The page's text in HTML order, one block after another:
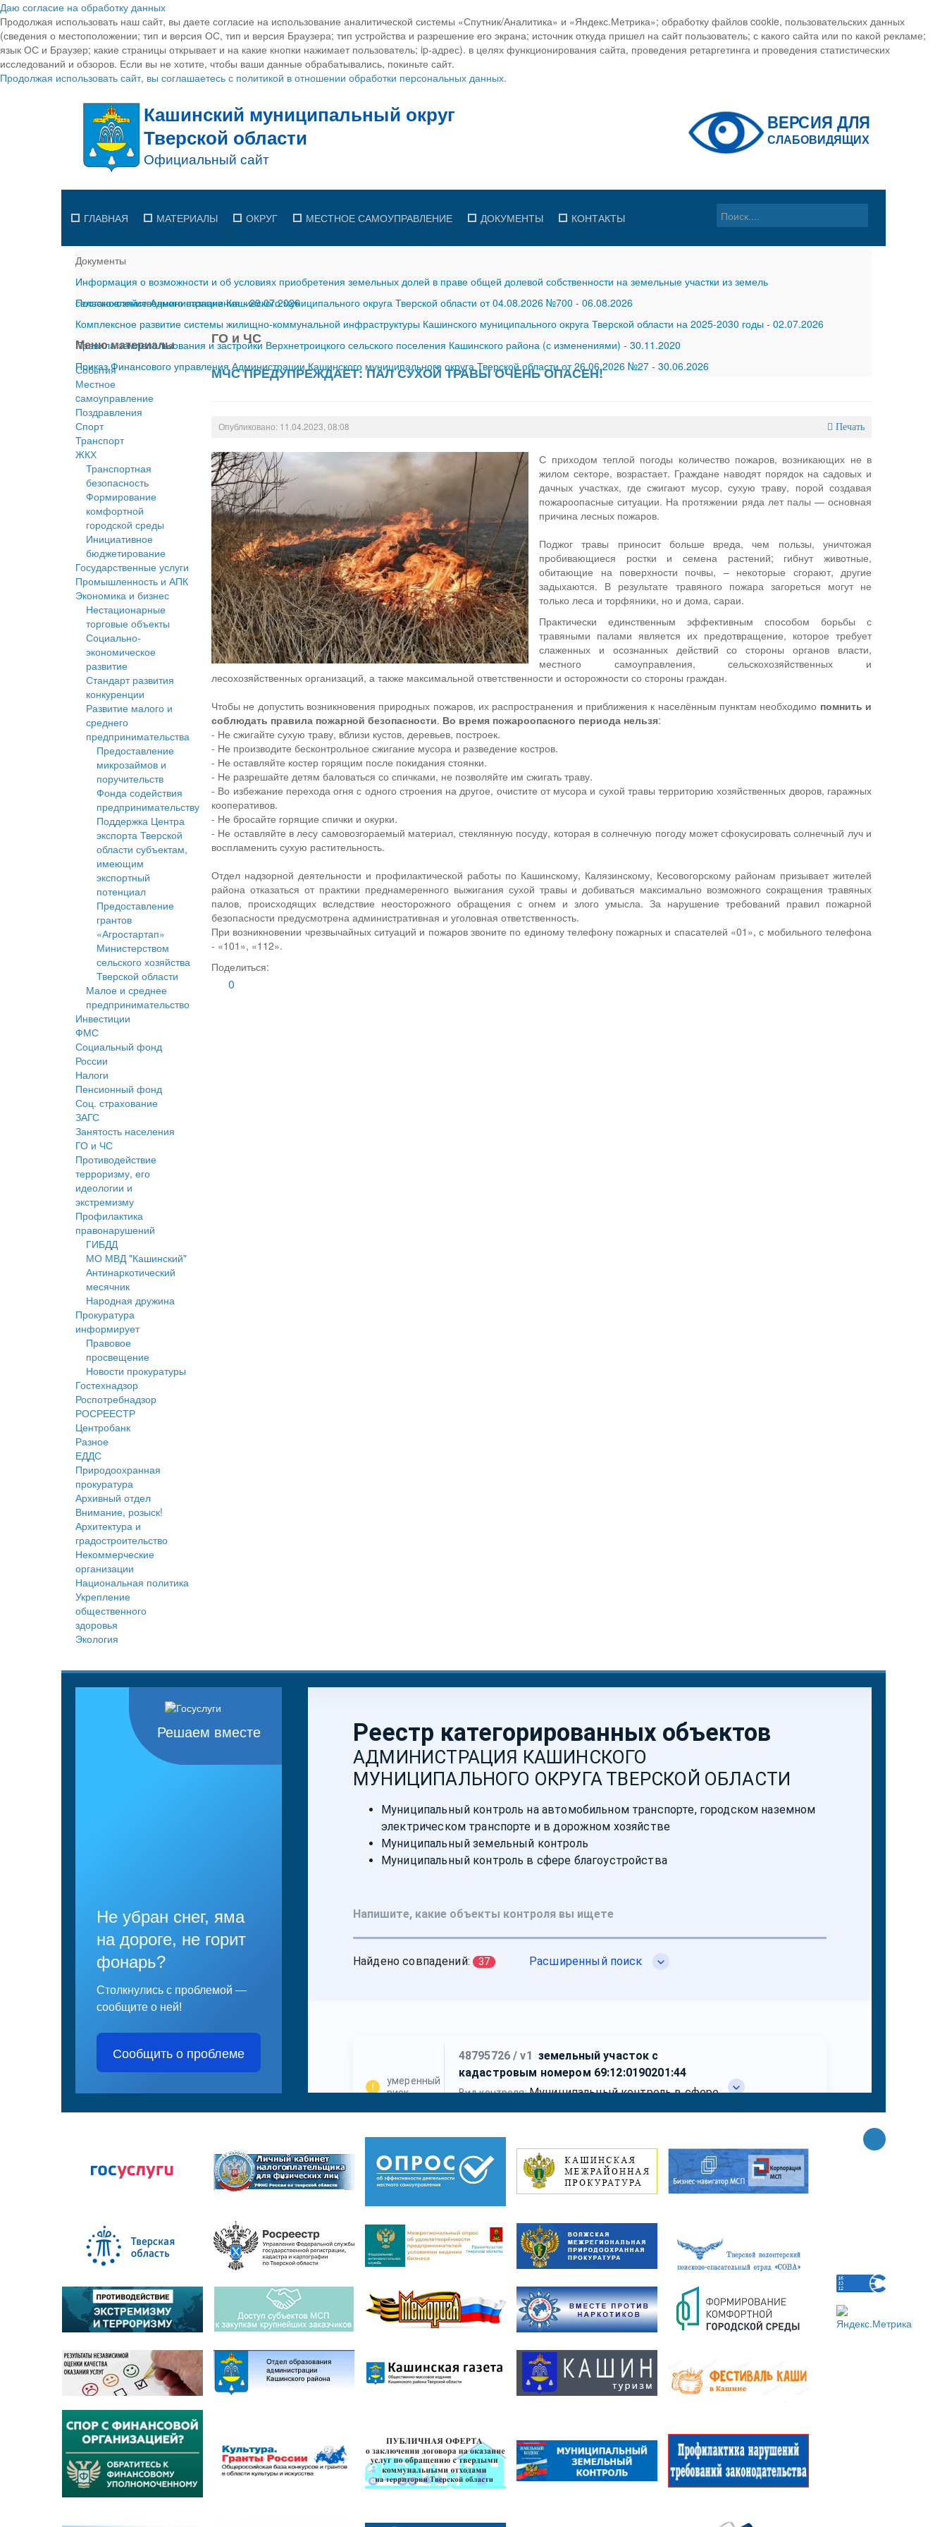
Даю согласие на обработку данных
Продолжая использовать наш сайт, вы даете согласие на использование аналитической системы «Спутник/Аналитика» и «Яндекс.Метрика»; обработку файлов cookie, пользовательских данных
(сведения о местоположении; тип и версия ОС, тип и версия Браузера; тип устройства и разрешение его экрана; источник откуда пришел на сайт пользователь; с какого сайта или по какой рекламе;
язык ОС и Браузер; какие страницы открывает и на какие кнопки нажимает пользователь; ip-адрес). в целях функционирования сайта, проведения ретаргетинга и проведения статистических
исследований и обзоров. Если вы не хотите, чтобы ваши данные обрабатывались, покиньте сайт.
Продолжая использовать сайт, вы соглашаетесь с политикой в отношении обработки персональных данных.
ГЛАВНАЯ МАТЕРИАЛЫ ОКРУГ МЕСТНОЕ САМОУПРАВЛЕНИЕ ДОКУМЕНТЫ КОНТАКТЫ
Документы
Информация о возможности и об условиях приобретения земельных долей в праве общей долевой собственности на земельные участки из земель
сельскохозяйственного назначения-29.07.2026
Постановление Администрации Кашинского муниципального округа Тверской области от 04.08.2026 №700 - 06.08.2026
Комплексное развитие системы жилищно-коммунальной инфраструктуры Кашинского муниципального округа Тверской области на 2025-2030 годы - 02.07.2026
Правила землепользования и застройки Верхнетроицкого сельского поселения Кашинского района (с изменениями) - 30.11.2020
Приказ Финансового управления Администрации Кашинского муниципального округа Тверской области от 26.06.2026 №27 - 30.06.2026
Меню материалы
События
Местное
cамоуправление
Поздравления
Спорт
Транспорт
ЖКХ
Транспортная
безопасность
Формирование
комфортной
городской среды
Инициативное
бюджетирование
Государственные услуги
Промышленность и АПК
Экономика и бизнес
Нестационарные
торговые объекты
Социально-
экономическое
развитие
Стандарт развития
конкуренции
Развитие малого и
среднего
предпринимательства
Предоставление
микрозаймов и
поручительств
Фонда содействия
предпринимательству
Поддержка Центра
экспорта Тверской
области субъектам,
имеющим
экспортный
потенциал
Предоставление
грантов
«Агростартап»
Министерством
сельского хозяйства
Тверской области
Малое и среднее
предпринимательство
Инвестиции
ФМС
Социальный фонд
России
Налоги
Пенсионный фонд
Соц. страхование
ЗАГС
Занятость населения
ГО и ЧС
Противодействие
терроризму, его
идеологии и
экстремизму
Профилактика
правонарушений
ГИБДД
МО МВД "Кашинский"
Антинаркотический
месячник
Народная дружина
Прокуратура
информирует
Правовое
просвещение
Новости прокуратуры
Гостехнадзор
Роспотребнадзор
РОСРЕЕСТР
Центробанк
Разное
ЕДДС
Природоохранная
прокуратура
Архивный отдел
Внимание, розыск!
Архитектура и
градостроительство
Некоммерческие
организации
Национальная политика
Укрепление
общественного
здоровья
Экология
ГО и ЧС
МЧС ПРЕДУПРЕЖДАЕТ: ПАЛ СУХОЙ ТРАВЫ ОЧЕНЬ ОПАСЕН!
Опубликовано: 11.04.2023, 08:08 Печать
С приходом теплой погоды количество пожаров, возникающих не в
жилом секторе, возрастает. Граждане наводят порядок на садовых и
дачных участках, где сжигают мусор, сухую траву, порой создавая
пожароопасные ситуации. На протяжении ряда лет палы — основная
причина лесных пожаров.
Поджог травы приносит больше вреда, чем пользы, уничтожая
пробивающиеся ростки и семена растений; гибнут животные,
обитающие на поверхности почвы, – некоторые сгорают, другие
задыхаются. В результате травяного пожара загореться могут не
только леса и торфяники, но и дома, сараи.
Практически единственным эффективным способом борьбы с
травяными палами является их предотвращение, которое требует
слаженных и осознанных действий со стороны органов власти,
местного самоуправления, сельскохозяйственных и
лесохозяйственных организаций, а также максимальной ответственности и осторожности со стороны граждан.
Чтобы не допустить возникновения природных пожаров, их распространения и приближения к населённым пунктам необходимо помнить и
соблюдать правила пожарной безопасности. Во время пожароопасного периода нельзя:
- Не сжигайте сухую траву, вблизи кустов, деревьев, построек.
- Не производите бесконтрольное сжигание мусора и разведение костров.
- Не оставляйте костер горящим после покидания стоянки.
- Не разрешайте детям баловаться со спичками, не позволяйте им сжигать траву.
- Во избежание перехода огня с одного строения на другое, очистите от мусора и сухой травы территорию хозяйственных дворов, гаражных
кооперативов.
- Не бросайте горящие спички и окурки.
- Не оставляйте в лесу самовозгораемый материал, стеклянную посуду, которая в солнечную погоду может сфокусировать солнечный луч и
воспламенить сухую растительность.
Отдел надзорной деятельности и профилактической работы по Кашинскому, Калязинскому, Кесовогорскому районам призывает жителей
района отказаться от практики преднамеренного выжигания сухой травы и добиваться максимально возможного сокращения травяных
палов, происходящих вследствие неосторожного обращения с огнем и злого умысла. За нарушение требований правил пожарной
безопасности предусмотрена административная и уголовная ответственность.
При возникновении чрезвычайных ситуаций и пожаров звоните по единому телефону пожарных и спасателей «01», с мобильного телефона
- «101», «112».
Поделиться:
0
Решаем вместе
Не убран снег, яма
на дороге, не горит
фонарь?
Столкнулись с проблемой —
сообщите о ней!
Сообщить о проблеме